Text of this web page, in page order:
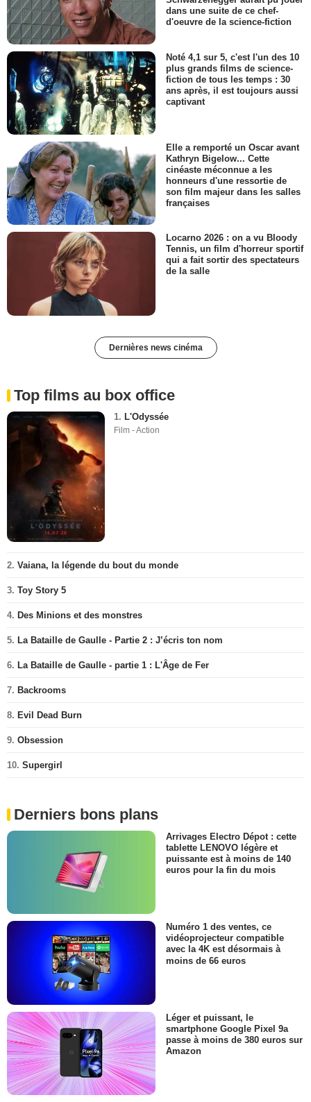
dans une suite de ce chef-
d'oeuvre de la science-fiction
Noté 4,1 sur 5, c'est l'un des 10
plus grands films de science-
fiction de tous les temps : 30
ans après, il est toujours aussi
captivant
Elle a remporté un Oscar avant
Kathryn Bigelow... Cette
cinéaste méconnue a les
honneurs d'une ressortie de
son film majeur dans les salles
françaises
Locarno 2026 : on a vu Bloody
Tennis, un film d'horreur sportif
qui a fait sortir des spectateurs
de la salle
Dernières news cinéma
Top films au box office
1. L'Odyssée
Film - Action
2. Vaiana, la légende du bout du monde
3. Toy Story 5
4. Des Minions et des monstres
5. La Bataille de Gaulle - Partie 2 : J’écris ton nom
6. La Bataille de Gaulle - partie 1 : L'Âge de Fer
7. Backrooms
8. Evil Dead Burn
9. Obsession
10. Supergirl
Derniers bons plans
Arrivages Electro Dépot : cette
tablette LENOVO légère et
puissante est à moins de 140
euros pour la fin du mois
Numéro 1 des ventes, ce
vidéoprojecteur compatible
avec la 4K est désormais à
moins de 66 euros
Léger et puissant, le
smartphone Google Pixel 9a
passe à moins de 380 euros sur
Amazon